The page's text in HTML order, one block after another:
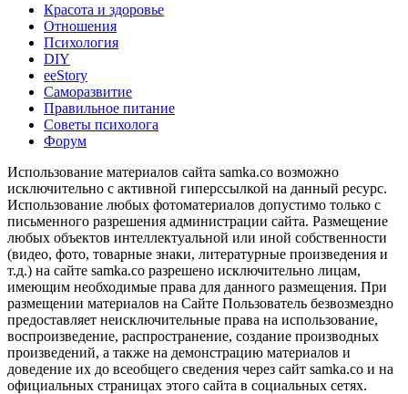
Красота и здоровье
Отношения
Психология
DIY
ееStory
Саморазвитие
Правильное питание
Советы психолога
Форум
Использование материалов сайта samka.co возможно
исключительно с активной гиперссылкой на данный ресурс.
Использование любых фотоматериалов допустимо только с
письменного разрешения администрации сайта. Размещение
любых объектов интеллектуальной или иной собственности
(видео, фото, товарные знаки, литературные произведения и
т.д.) на сайте samka.co разрешено исключительно лицам,
имеющим необходимые права для данного размещения. При
размещении материалов на Сайте Пользователь безвозмездно
предоставляет неисключительные права на использование,
воспроизведение, распространение, создание производных
произведений, а также на демонстрацию материалов и
доведение их до всеобщего сведения через сайт samka.co и на
официальных страницах этого сайта в социальных сетях.